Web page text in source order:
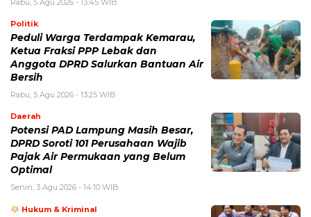
Rabu, 5 Agu 2026 - 13:45 WIB
Politik
Peduli Warga Terdampak Kemarau,
Ketua Fraksi PPP Lebak dan
Anggota DPRD Salurkan Bantuan Air
Bersih
Rabu, 5 Agu 2026 - 13:25 WIB
Daerah
Potensi PAD Lampung Masih Besar,
DPRD Soroti 101 Perusahaan Wajib
Pajak Air Permukaan yang Belum
Optimal
Senin, 3 Agu 2026 - 14:10 WIB
Hukum & Kriminal